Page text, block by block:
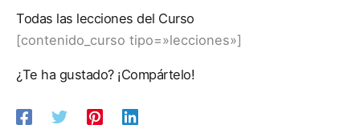
Todas las lecciones del Curso
[contenido_curso tipo=»lecciones»]
¿Te ha gustado? ¡Compártelo!